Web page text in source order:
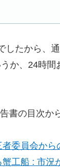
たから、
か、24時
書の目次か
委員会か
工船 : 市況